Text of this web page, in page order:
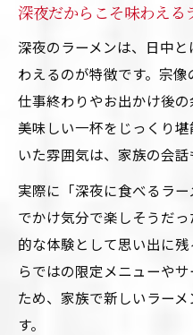
深夜だからこそ味わえる
深夜のラーメンは、日中
わえるのが特徴です。宗像
仕事終わりやお出かけ後の
美味しい一杯をじっくり
いた雰囲気は、家族の会話
実際に「深夜に食べるラ
でかけ気分で楽しそうだ
的な体験として思い出に
らではの限定メニューや
ため、家族で新しいラー
す。